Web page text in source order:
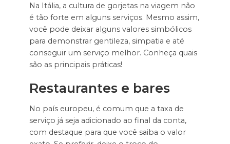
Na Itália, a cultura de gorjetas na viagem não
é tão forte em alguns serviços. Mesmo assim,
você pode deixar alguns valores simbólicos
para demonstrar gentileza, simpatia e até
conseguir um serviço melhor. Conheça quais
são as principais práticas!
Restaurantes e bares
No país europeu, é comum que a taxa de
serviço já seja adicionado ao final da conta,
com destaque para que você saiba o valor